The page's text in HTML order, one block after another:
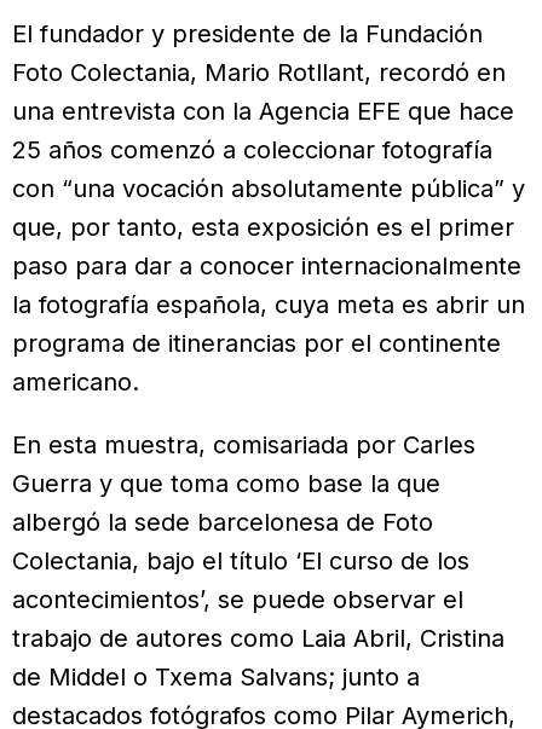
El fundador y presidente de la Fundación
Foto Colectania, Mario Rotllant, recordó en
una entrevista con la Agencia EFE que hace
25 años comenzó a coleccionar fotografía
con “una vocación absolutamente pública” y
que, por tanto, esta exposición es el primer
paso para dar a conocer internacionalmente
la fotografía española, cuya meta es abrir un
programa de itinerancias por el continente
americano.
En esta muestra, comisariada por Carles
Guerra y que toma como base la que
albergó la sede barcelonesa de Foto
Colectania, bajo el título ‘El curso de los
acontecimientos’, se puede observar el
trabajo de autores como Laia Abril, Cristina
de Middel o Txema Salvans; junto a
destacados fotógrafos como Pilar Aymerich,